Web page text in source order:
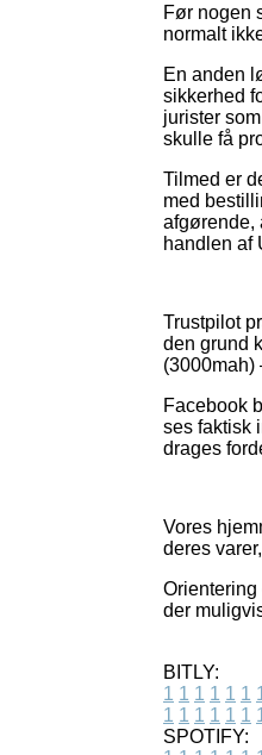
Før nogen
normalt
En anden
sikkerhed
jurister
skulle få
Tilmed er
med
afgørende,
handlen af
Trustpilot
den grund
(3000mah)
Facebook
ses faktisk
drages
Vores
deres
Orientering
der
BITLY:
1 1 1 1 1 1
1 1 1 1 1 1
SPOTIFY: